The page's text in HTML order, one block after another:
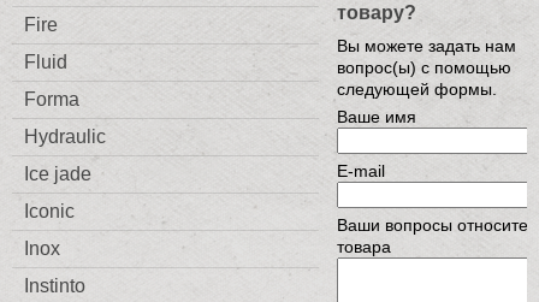
Fire
Fluid
Forma
Hydraulic
Ice jade
Iconic
Inox
Instinto
товару?
Вы можете задать нам
вопрос(ы) с помощью
следующей формы.
Ваше имя
E-mail
Ваши вопросы
товара